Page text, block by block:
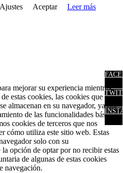
Ajustes Aceptar
Leer más
mejorar su experiencia mientras
estas cookies, las cookies que se
almacenan en su navegador, ya que
de las funcionalidades básicas
cookies de terceros que nos
cómo utiliza este sitio web. Estas
solo con su
opción de optar por no recibir estas
de algunas de estas cookies
navegación.